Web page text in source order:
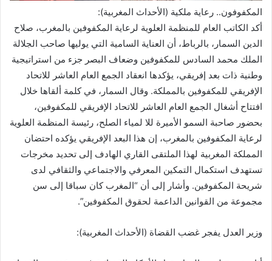
المكفوفون.. رعاية ملكية (الأحداث المغربية):
أكد الكاتب العام للمنظمة العلوية لرعاية المكفوفين بالمغرب، صلاح
الدين السمار، بالرباط، أن العناية السامية التي يوليها صاحب الجلالة
الملك محمد السادس للمكفوفين وضعاف البصر جزء من استراتيجية
وطنية ذات بعد إفريقي، يؤكدها انعقاد الجمع العام العاشر للاتحاد
الإفريقي للمكفوفين بالمملكة. وقال السمار، في كلمة ألقاها خلال
افتتاح أشغال الجمع العام العاشر للاتحاد الإفريقي للمكفوفين،
بحضور صاحبة السمو الأميرة للا لمياء الصلح، رئيسة المنظمة العلوية
لرعاية المكفوفين بالمغرب، إن هذا البعد الإفريقي يؤكده احتضان
المملكة المغربية لهذا الملتقى القاري الهادف إلى تحديد مخرجات
تستهدف استكمال التمكين المعرفي والاجتماعي والثقافي لدى
شريحة المكفوفين. وأشار إلى أن “المغرب كان سباقا إلى سن
مجموعة من القوانين الداعمة لحقوق المكفوفين”.
وزير العدل يفجر غضب القضاة (الأحداث المغربية):